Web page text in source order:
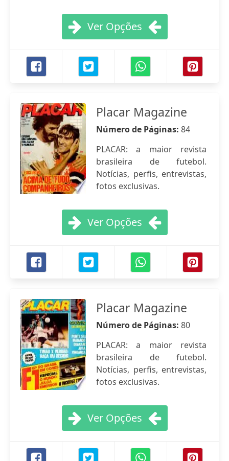
Ver Opções
Placar Magazine
Número de Páginas: 84
PLACAR: a maior revista
brasileira de futebol.
Notícias, perfis, entrevistas,
fotos exclusivas.
Ver Opções
Placar Magazine
Número de Páginas: 80
PLACAR: a maior revista
brasileira de futebol.
Notícias, perfis, entrevistas,
fotos exclusivas.
Ver Opções